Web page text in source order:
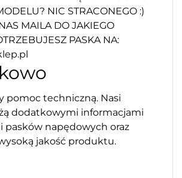
NIC STRACONEGO :)
MAILA DO JAKIEGO
PASKA NA:
pomoc techniczną. Nasi
dodatkowymi informacjami
pasków napędowych oraz
jakość produktu.